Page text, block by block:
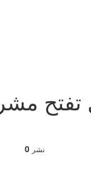
0 نشر